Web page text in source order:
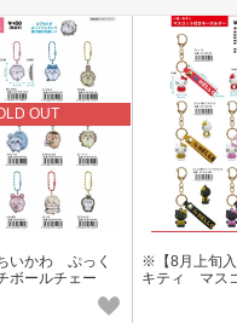
OUT
いかわ ぷっく
ボールチェー
※【8月上旬
キティ マス